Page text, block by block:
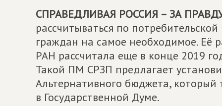
СПРАВЕДЛИВАЯ РОССИЯ – ЗА
рассчитываться по
граждан на самое необходимое. Её
РАН рассчитала еще в конце 2019
Такой ПМ СРЗП предлагает
Альтернативного бюджета,
в Государственной Думе.